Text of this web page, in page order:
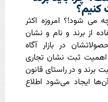
کنیم؟
می شود!؟ امروزه اکثر
از برند و نام و نشان
در بازار آگاه
اهمیت ثبت نشان تجاری
و در راستای قانون
ایجاد می‌شود اطلاع